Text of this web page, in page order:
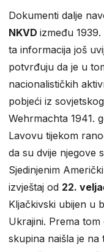
Dokumenti dalje
NKVD između
ta informacija još
potvrđuju da je u
nacionalističkih
pobjeći iz
Wehrmachta 1941.
Lavovu tijekom
da su dvije njegove
Sjedinjenim
izvještaj od 22.
Kljačkivski ubijen u
Ukrajini. Prema
skupina naišla je